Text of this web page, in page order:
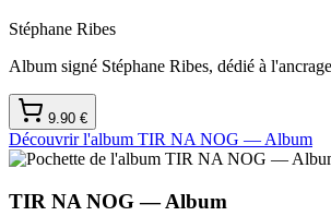
Stéphane Ribes
Album signé Stéphane Ribes, dédié à
9.90 €
Découvrir l'album TIR NA NOG — Album
TIR NA NOG — Album